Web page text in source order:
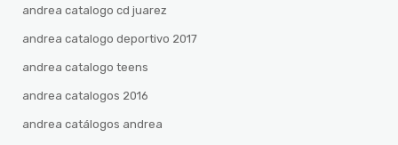
andrea catalogo cd juarez
andrea catalogo deportivo 2017
andrea catalogo teens
andrea catalogos 2016
andrea catálogos andrea